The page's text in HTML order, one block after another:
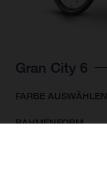
Gran City 6
FARBE AUSWÄHLEN
RAHMENFORM